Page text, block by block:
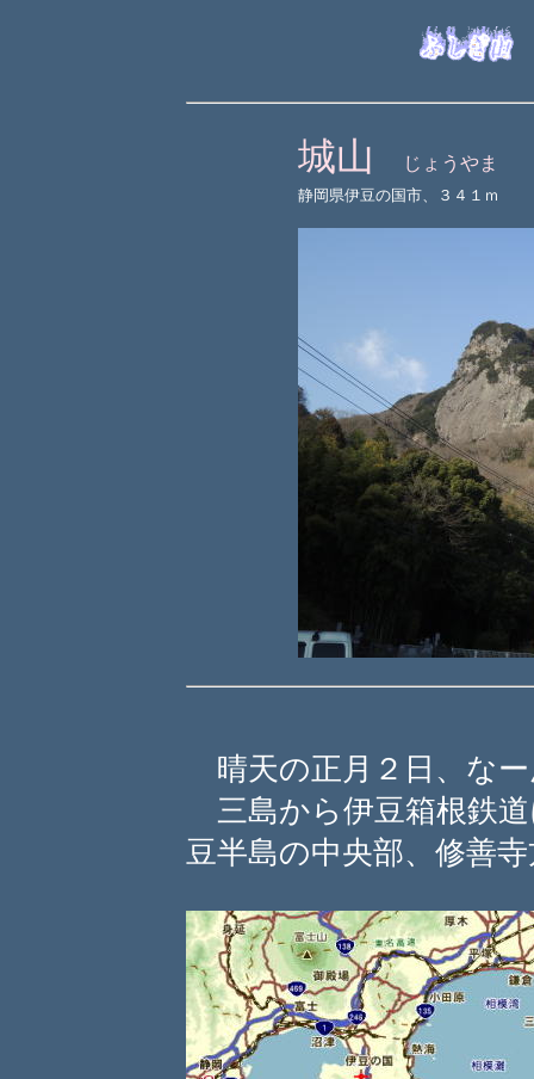
城山 じょうやま
静岡県伊豆の国市、３４１ｍ
晴天の正月２日、な
三島から伊豆箱根鉄
豆半島の中央部、修善